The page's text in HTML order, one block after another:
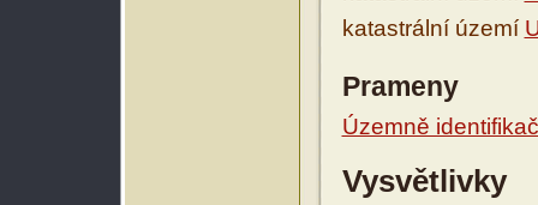
katastrální území
Prameny
Územně
Vysvětlivky